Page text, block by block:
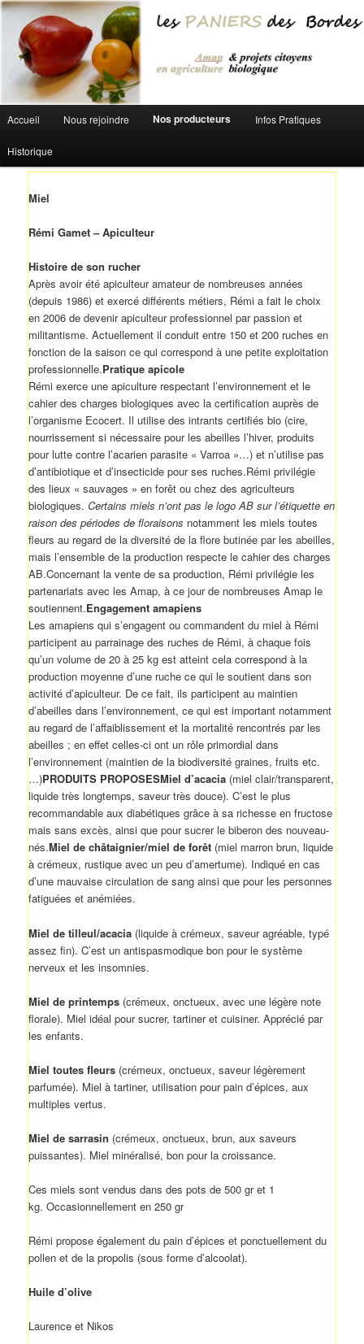
Aller au contenu principal
Accueil Nous rejoindre Nos producteurs Infos Pratiques
Historique
Miel
Rémi Gamet – Apiculteur
Histoire de son rucher
Après avoir été apiculteur amateur de nombreuses années
(depuis 1986) et exercé différents métiers, Rémi a fait le choix
en 2006 de devenir apiculteur professionnel par passion et
militantisme. Actuellement il conduit entre 150 et 200 ruches en
fonction de la saison ce qui correspond à une petite exploitation
professionnelle.Pratique apicole
Rémi exerce une apiculture respectant l’environnement et le
cahier des charges biologiques avec la certification auprès de
l’organisme Ecocert. Il utilise des intrants certifiés bio (cire,
nourrissement si nécessaire pour les abeilles l’hiver, produits
pour lutte contre l’acarien parasite « Varroa »…) et n’utilise pas
d’antibiotique et d’insecticide pour ses ruches.Rémi privilégie
des lieux « sauvages » en forêt ou chez des agriculteurs
biologiques.Certains miels n’ont pas le logo AB sur l’étiquette en
raison des périodes de floraisons notamment les miels toutes
fleurs au regard de la diversité de la flore butinée par les abeilles,
mais l’ensemble de la production respecte le cahier des charges
AB.Concernant la vente de sa production, Rémi privilégie les
partenariats avec les Amap, à ce jour de nombreuses Amap le
soutiennent.Engagement amapiens
Les amapiens qui s’engagent ou commandent du miel à Rémi
participent au parrainage des ruches de Rémi, à chaque fois
qu’un volume de 20 à 25 kg est atteint cela correspond à la
production moyenne d’une ruche ce qui le soutient dans son
activité d’apiculteur. De ce fait, ils participent au maintien
d’abeilles dans l’environnement, ce qui est important notamment
au regard de l’affaiblissement et la mortalité rencontrés par les
abeilles ; en effet celles-ci ont un rôle primordial dans
l’environnement (maintien de la biodiversité graines, fruits etc.
…)PRODUITS PROPOSESMiel d’acacia (miel clair/transparent,
liquide très longtemps, saveur très douce). C’est le plus
recommandable aux diabétiques grâce à sa richesse en fructose
mais sans excès, ainsi que pour sucrer le biberon des nouveau-
nés.Miel de châtaignier/miel de forêt (miel marron brun, liquide
à crémeux, rustique avec un peu d’amertume). Indiqué en cas
d’une mauvaise circulation de sang ainsi que pour les personnes
fatiguées et anémiées.
Miel de tilleul/acacia (liquide à crémeux, saveur agréable, typé
assez fin). C’est un antispasmodique bon pour le système
nerveux et les insomnies.
Miel de printemps (crémeux, onctueux, avec une légère note
florale). Miel idéal pour sucrer, tartiner et cuisiner. Apprécié par
les enfants.
Miel toutes fleurs (crémeux, onctueux, saveur légèrement
parfumée). Miel à tartiner, utilisation pour pain d’épices, aux
multiples vertus.
Miel de sarrasin (crémeux, onctueux, brun, aux saveurs
puissantes). Miel minéralisé, bon pour la croissance.
Ces miels sont vendus dans des pots de 500 gr et 1
kg. Occasionnellement en 250 gr
Rémi propose également du pain d’épices et ponctuellement du
pollen et de la propolis (sous forme d’alcoolat).
Huile d’olive
Laurence et Nikos